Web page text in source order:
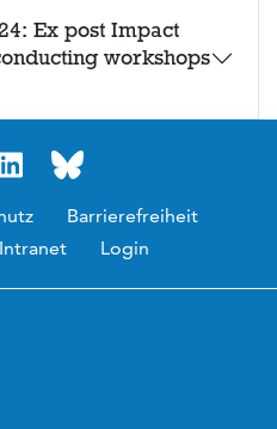
Ex post Impact
workshops
Barrierefreiheit
Intranet Login